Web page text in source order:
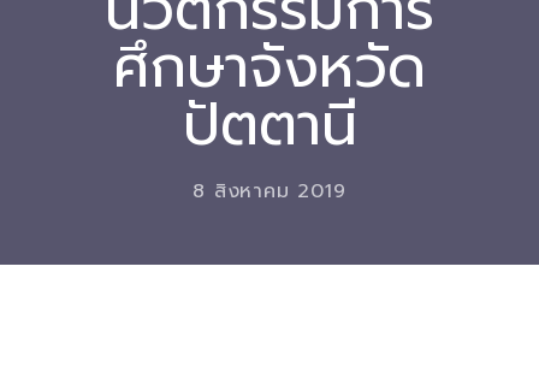
-- วีดิทัศน์นำเสนอสถานศึกษานำร่อง
-- ปฏิทินการขับเคลื่อนพื้นที่นวัตกรรมการศึกษา
Download
ศึกษาจังหวัด
ปัตตานี
8 สิงหาคม 2019